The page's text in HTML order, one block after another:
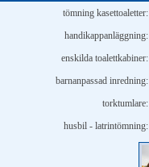
tömning kasettoaletter:
handikappanläggning:
enskilda toalettkabiner:
barnanpassad inredning:
torktumlare:
husbil - latrintömning: